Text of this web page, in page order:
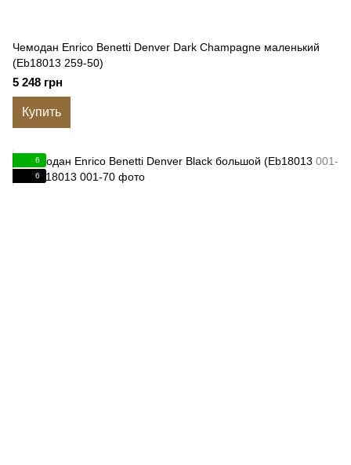
Чемодан Enrico Benetti Denver Dark Champagne маленький
(Eb18013 259-50)
5 248 грн
Купить
6
6